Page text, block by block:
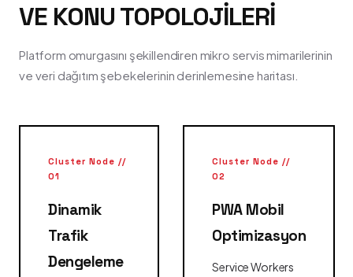
VE KONU TOPOLOJILERI
Platform omurgasını şekillendiren mikro servis mimarilerinin
ve veri dağıtım şebekelerinin derinlemesine haritası.
Cluster Node //
01
Dinamik
Trafik
Dengeleme
Cluster Node //
02
PWA Mobil
Optimizasyon
Service Workers